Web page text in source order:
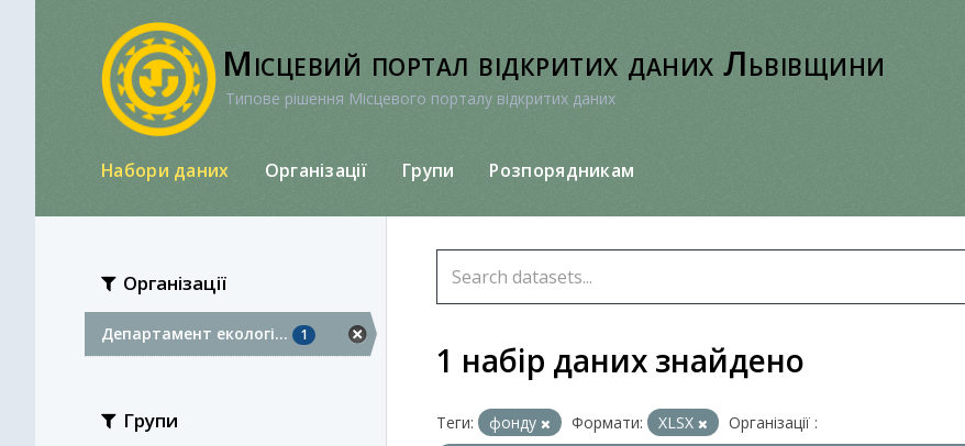
Місцевий портал відкритих даних Львівщини
Типове рішення Місцевого порталу відкритих даних
Набори даних Організації Групи Розпорядникам
Організації
Департамент екологі... 1
Групи
1 набір даних знайдено
Теги: фонду Формати: XLSX
Організації :